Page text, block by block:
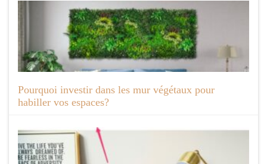
Pourquoi investir dans les mur végétaux pour
habiller vos espaces?